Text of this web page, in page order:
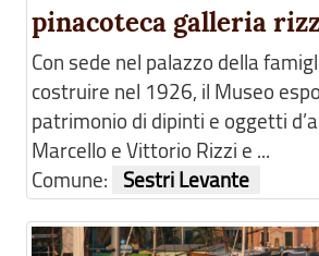
pinacoteca galleria
Con sede nel palazzo della
costruire nel 1926, il Museo
patrimonio di dipinti e oggetti
Marcello e Vittorio Rizzi e ...
Comune:
Sestri Levante